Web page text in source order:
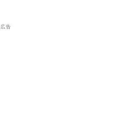
広告